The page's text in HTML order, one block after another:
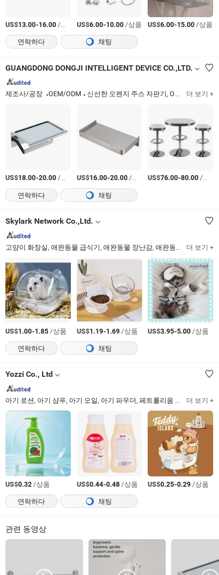
US$13.00-16.00/상품 US$6.00-10.00/상품 US$6.00-15.00/상품
연락하다
채팅
GUANGDONG DONGJI INTELLIGENT DEVICE CO.,LTD.
제조사/공장 OEM/ODM 신선한 오렌지 주스 자판기, OEM ODM 지능형 자판기, 스마트 소포 보관함, 세차기, 판금 가공, 판금 기계 하우징 조립 가공, 레이저 절단 더 보기 +
US$18.00-20.00/상품 US$16.00-20.00/상품 US$76.00-80.00/상품
연락하다
채팅
Skylark Network Co.,Ltd.
더 보기 +
US$1.00-1.85/상품 US$1.19-1.69/상품 US$3.95-5.00/상품
연락하다
채팅
Yozzi Co., Ltd
아기 로션, 아기 샴푸, 아기 오일, 아기 파우더, 페트롤리움 젤리, 아기 크림, 아기 가려움 방지 파우더, 아기 면봉, 아기 목욕 세트 더 보기 +
US$0.32/상품 US$0.44-0.48/상품 US$0.25-0.29/상품
연락하다
채팅
관련 동영상